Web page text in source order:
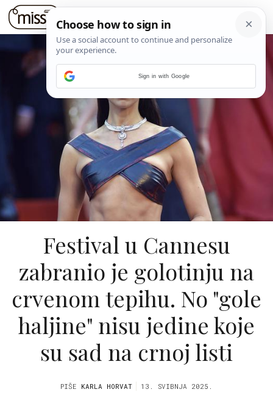
Festival u Cannesu
zabranio je golotinju na
crvenom tepihu. No "gole
haljine" nisu jedine koje
su sad na crnoj listi
PIŠE KARLA HORVAT 13. SVIBNJA 2025.
Sign in with Google